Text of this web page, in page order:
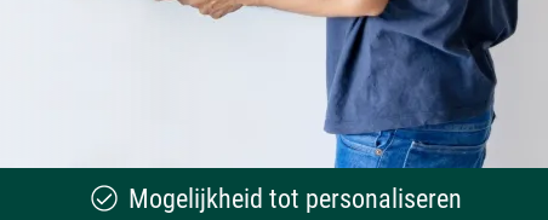
Mogelijkheid tot personaliseren